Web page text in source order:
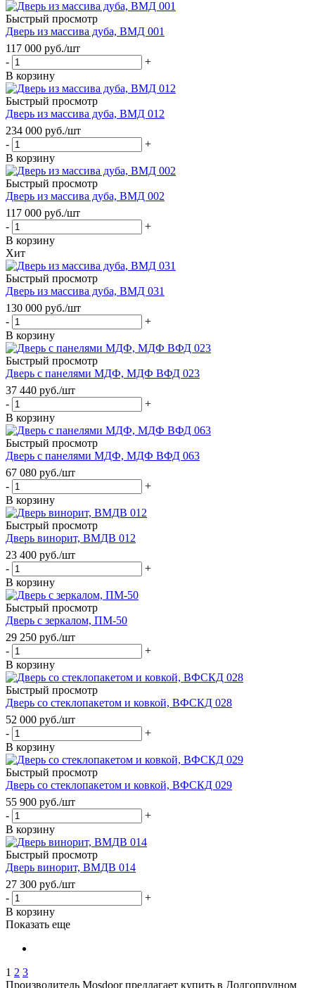
Быстрый просмотр
Дверь из массива дуба, ВМД 001
117 000 руб./шт
-
+
В корзину
Быстрый просмотр
Дверь из массива дуба, ВМД 012
234 000 руб./шт
-
+
В корзину
Быстрый просмотр
Дверь из массива дуба, ВМД 002
117 000 руб./шт
-
+
В корзину
Хит
Быстрый просмотр
Дверь из массива дуба, ВМД 031
130 000 руб./шт
-
+
В корзину
Быстрый просмотр
Дверь с панелями МДФ, МДФ ВФД 023
37 440 руб./шт
-
+
В корзину
Быстрый просмотр
Дверь с панелями МДФ, МДФ ВФД 063
67 080 руб./шт
-
+
В корзину
Быстрый просмотр
Дверь винорит, ВМДВ 012
23 400 руб./шт
-
+
В корзину
Быстрый просмотр
Дверь с зеркалом, ПМ-50
29 250 руб./шт
-
+
В корзину
Быстрый просмотр
Дверь со стеклопакетом и ковкой, ВФСКД 028
52 000 руб./шт
-
+
В корзину
Быстрый просмотр
Дверь со стеклопакетом и ковкой, ВФСКД 029
55 900 руб./шт
-
+
В корзину
Быстрый просмотр
Дверь винорит, ВМДВ 014
27 300 руб./шт
-
+
В корзину
Показать еще
1 2 3
Производитель Mosdoor предлагает купить в Долгопрудном